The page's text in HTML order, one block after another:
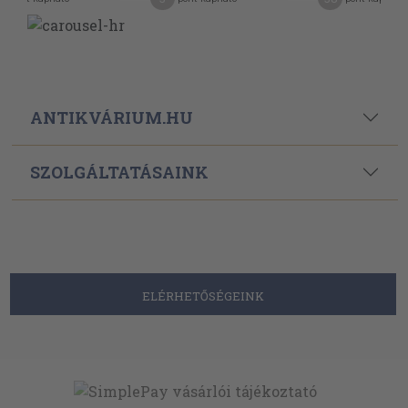
ANTIKVÁRIUM.HU
SZOLGÁLTATÁSAINK
ELÉRHETŐSÉGEINK